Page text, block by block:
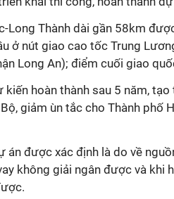
Long Thành dài gần 58km
ở nút giao cao tốc Trung
Long An); điểm cuối giao
kiến hoàn thành sau 5 năm,
giảm ùn tắc cho Thành phố
án được xác định là do về
không giải ngân được và khi